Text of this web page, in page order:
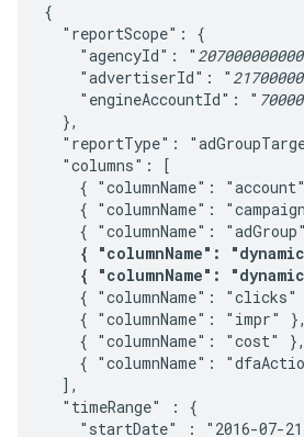
{
  "reportScope": {
    "agencyId": "
    "advertiserId": "
    "engineAccountId": "
  },
"reportType":
  "columns": [
{ "columnName":
{ "columnName":
{ "columnName":
{ "columnName":
{ "columnName":
{ "columnName": "clicks"
    { "columnName": "impr" },
    { "columnName": "cost" },
{ "columnName":
  ],
  "timeRange" : {
"startDate" : "2016-07-